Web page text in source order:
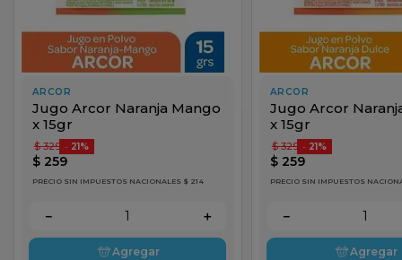
ARCOR
Jugo Arcor Naranja Mango
x 15gr
$ 259
$ 329 - 21%
PRECIO SIN IMPUESTOS NACIONALES $ 214
＋
－
Agregar
ARCOR
Jugo Arcor
x 15gr
$ 259
$ 329 - 21%
PRECIO SIN IMPUESTOS
－
Agregar